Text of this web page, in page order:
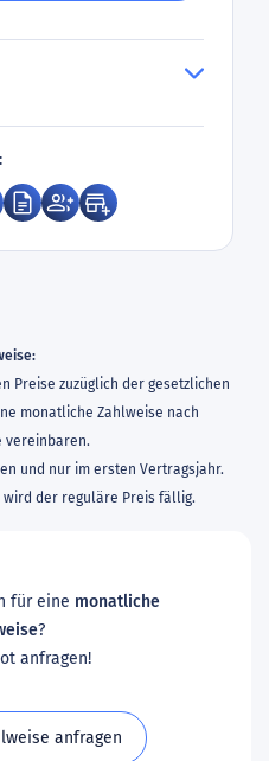
Preise zuzüglich der gesetzlichen
monatliche Zahlweise nach
vereinbaren.
und nur im ersten Vertragsjahr.
wird der reguläre Preis fällig.
für eine monatliche
?
anfragen!
anfragen